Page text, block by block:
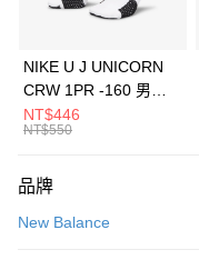
上海商業儲蓄銀行
元大商業銀行
台灣樂天信用卡公司
Apple Pay
全盈+PAY
AFTEE先享後付
【關於「AFTEE先享後付」】
便利好安心！
運送方式
NIKE U J UNICORN
CRW 1PR -160 男女
中統襪 FZ3393100
NT$446
NT$550
品牌
New Balance